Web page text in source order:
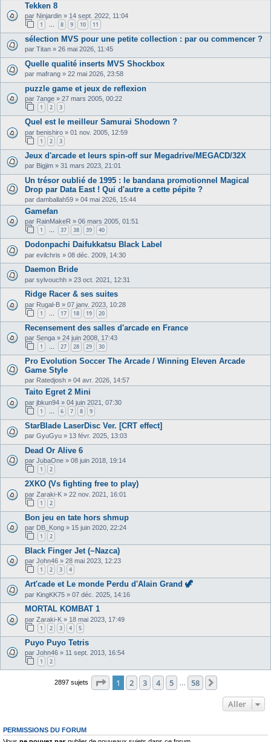
Tekken 8
par Ninjardin » 14 sept. 2022, 11:04
1 8 9 10 11
sélection MVS pour une petite collection : par ou commencer ?
par Titan » 26 mai 2026, 11:45
Quelle qualité inserts MVS Shockbox
par mafrang » 22 mai 2026, 23:58
puzzle game et jeux de reflexion
par 7ange » 27 mars 2005, 00:22
1 2 3
Quel est le meilleur Samurai Shodown ?
par benishiro » 01 nov. 2005, 12:59
1 2 3
Jeux d'arcade et leurs spin-off sur Megadrive/MEGACD/32X
par Bigjim » 31 mars 2023, 21:01
Un trésor oublié de 1995 : le bandana promotionnel Magical
Drop par Data East ! Qui d'autre a cette pépite ?
par damballah59 » 04 mai 2026, 15:44
Gamefan
par RainMakeR » 06 mars 2005, 01:51
1 … 37 38 39 40
Dodonpachi Daifukkatsu Black Label
par evilchris » 08 déc. 2009, 14:30
Daemon Bride
par sylvouchh » 23 oct. 2021, 12:31
Ridge Racer & ses suites
par Rugal-B » 07 janv. 2023, 10:28
1 17 18 19 20
Recensement des salles d'arcade en France
par Senga » 24 juin 2008, 17:43
1 … 27 28 29 30
Pro Evolution Soccer The Arcade / Winning Eleven Arcade
Game Style
par Ratedjosh » 04 avr. 2026, 14:57
Taito Egret 2 Mini
par jbkun94 » 04 juin 2021, 07:30
1 6 7 8 9
StarBlade LaserDisc Ver. [CRT effect]
par GyuGyu » 13 févr. 2025, 13:03
Dead Or Alive 6
par JubaOne » 08 juin 2018, 19:14
1 2
2XKO (Vs fighting free to play)
par Zaraki-K » 22 nov. 2021, 16:01
1 2
Bon jeu en tate hors shmup
par DB_Kong » 15 juin 2020, 22:24
1 2
Black Finger Jet (~Nazca)
par John46 » 28 mai 2023, 12:23
1 2 3 4
Art'cade et Le monde Perdu d'Alain Grand 🦖
par KingKK75 » 07 déc. 2025, 14:16
MORTAL KOMBAT 1
par Zaraki-K » 18 mai 2023, 17:49
1 2 3 4 5
Puyo Puyo Tetris
par John46 » 11 sept. 2013, 16:54
1 2
2897 sujets Page 1sur58
1 2 3 4 5 58
Aller
PERMISSIONS DU FORUM